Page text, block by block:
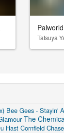
Palworld
Tatsuya
Bee Gees - Stayin'
The
Hast Cornfield Chase